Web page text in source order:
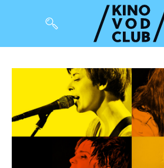
Filme
Magazin
Kuratierungen
Events